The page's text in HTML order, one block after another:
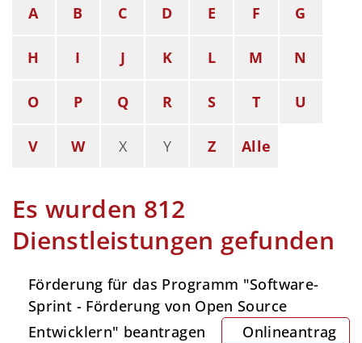
A B C D E F G
H I J K L M N
O P Q R S T U
V W X Y Z Alle
Es wurden 812
Dienstleistungen gefunden
Förderung für das Programm "Software-
Sprint - Förderung von Open Source
Entwicklern" beantragen
Onlineantrag